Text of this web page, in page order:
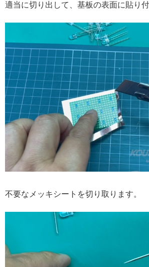
適当に切り出して、基板の表面に貼り付
不要なメッキシートを切り取ります。